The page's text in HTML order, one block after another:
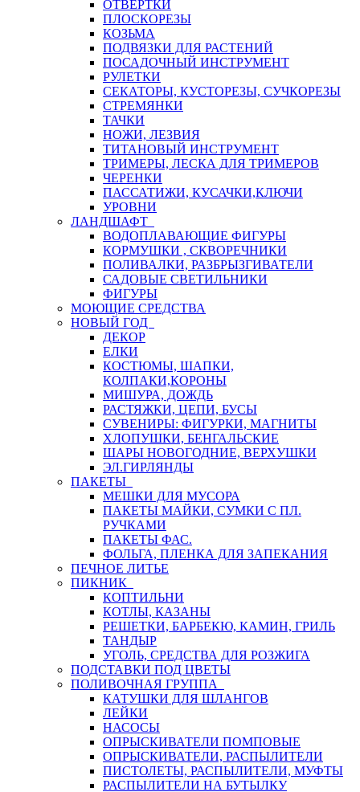
ОТВЕРТКИ
ПЛОСКОРЕЗЫ
КОЗЬМА
ПОДВЯЗКИ ДЛЯ РАСТЕНИЙ
ПОСАДОЧНЫЙ ИНСТРУМЕНТ
РУЛЕТКИ
СЕКАТОРЫ, КУСТОРЕЗЫ, СУЧКОРЕЗЫ
СТРЕМЯНКИ
ТАЧКИ
НОЖИ, ЛЕЗВИЯ
ТИТАНОВЫЙ ИНСТРУМЕНТ
ТРИМЕРЫ, ЛЕСКА ДЛЯ ТРИМЕРОВ
ЧЕРЕНКИ
ПАССАТИЖИ, КУСАЧКИ,КЛЮЧИ
УРОВНИ
ЛАНДШАФТ
ВОДОПЛАВАЮЩИЕ ФИГУРЫ
КОРМУШКИ , СКВОРЕЧНИКИ
ПОЛИВАЛКИ, РАЗБРЫЗГИВАТЕЛИ
САДОВЫЕ СВЕТИЛЬНИКИ
ФИГУРЫ
МОЮЩИЕ СРЕДСТВА
НОВЫЙ ГОД
ДЕКОР
ЕЛКИ
КОСТЮМЫ, ШАПКИ,
КОЛПАКИ,КОРОНЫ
МИШУРА, ДОЖДЬ
РАСТЯЖКИ, ЦЕПИ, БУСЫ
СУВЕНИРЫ: ФИГУРКИ, МАГНИТЫ
ХЛОПУШКИ, БЕНГАЛЬСКИЕ
ШАРЫ НОВОГОДНИЕ, ВЕРХУШКИ
ЭЛ.ГИРЛЯНДЫ
ПАКЕТЫ
МЕШКИ ДЛЯ МУСОРА
ПАКЕТЫ МАЙКИ, СУМКИ С ПЛ.
РУЧКАМИ
ПАКЕТЫ ФАС.
ФОЛЬГА, ПЛЕНКА ДЛЯ ЗАПЕКАНИЯ
ПЕЧНОЕ ЛИТЬЕ
ПИКНИК
КОПТИЛЬНИ
КОТЛЫ, КАЗАНЫ
РЕШЕТКИ, БАРБЕКЮ, КАМИН, ГРИЛЬ
ТАНДЫР
УГОЛЬ, СРЕДСТВА ДЛЯ РОЗЖИГА
ПОДСТАВКИ ПОД ЦВЕТЫ
ПОЛИВОЧНАЯ ГРУППА
КАТУШКИ ДЛЯ ШЛАНГОВ
ЛЕЙКИ
НАСОСЫ
ОПРЫСКИВАТЕЛИ ПОМПОВЫЕ
ОПРЫСКИВАТЕЛИ, РАСПЫЛИТЕЛИ
ПИСТОЛЕТЫ, РАСПЫЛИТЕЛИ, МУФТЫ
РАСПЫЛИТЕЛИ НА БУТЫЛКУ